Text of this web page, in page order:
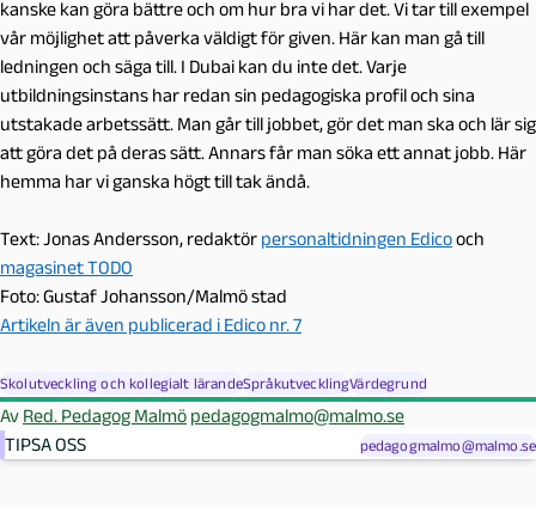
kanske kan göra bättre och om hur bra vi har det. Vi tar till exempel
vår möjlighet att påverka väldigt för given. Här kan man gå till
ledningen och säga till. I Dubai kan du inte det. Varje
utbildningsinstans har redan sin pedagogiska profil och sina
utstakade arbetssätt. Man går till jobbet, gör det man ska och lär sig
att göra det på deras sätt. Annars får man söka ett annat jobb. Här
hemma har vi ganska högt till tak ändå.
Text: Jonas Andersson, redaktör personaltidningen Edicooch
magasinet TODO
Foto: Gustaf Johansson/Malmö stad
Artikeln är även publicerad i Edico nr. 7
Skolutveckling och kollegialt lärandeSpråkutvecklingVärdegrund
Av Red. Pedagog Malmö pedagogmalmo@malmo.se
TIPSA OSS
pedagogmalmo@malmo.se